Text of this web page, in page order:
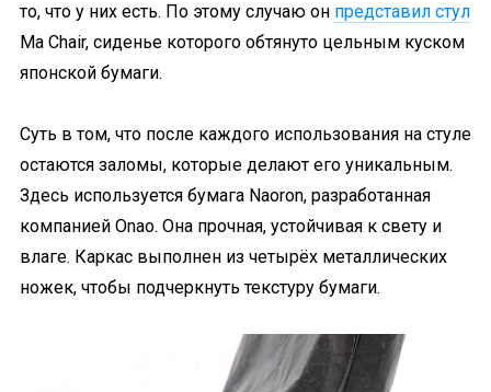
то, что у них есть. По этому случаю он представил стул
Ma Chair, сиденье которого обтянуто цельным куском
японской бумаги.
Суть в том, что после каждого использования на стуле
остаются заломы, которые делают его уникальным.
Здесь используется бумага Naoron, разработанная
компанией Onao. Она прочная, устойчивая к свету и
влаге. Каркас выполнен из четырёх металлических
ножек, чтобы подчеркнуть текстуру бумаги.